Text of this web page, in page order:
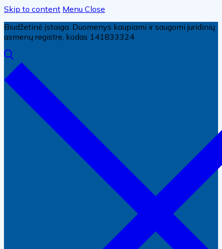
Skip to content Menu Close
Biudžetinė įstaiga. Duomenys kaupiami ir saugomi juridinių
asmenų registre, kodas 141833324